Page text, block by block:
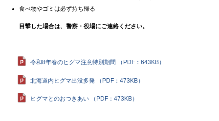
食べ物やゴミは必ず持ち帰る
目撃した場合は、警察・役場にご連絡ください。
令和8年春のヒグマ注意特別期間 （PDF：643KB）
北海道内ヒグマ出没多発 （PDF：473KB）
ヒグマとのおつきあい （PDF：473KB）